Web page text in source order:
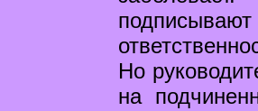
Но
на